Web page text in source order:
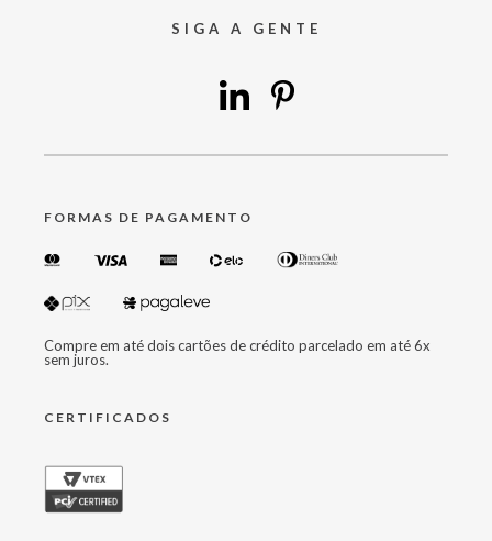
SIGA A GENTE
FORMAS DE PAGAMENTO
Compre em até dois cartões de crédito parcelado em até 6x
sem juros.
CERTIFICADOS